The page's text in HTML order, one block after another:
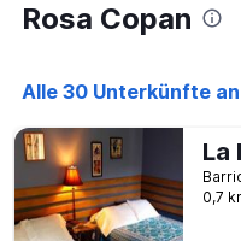
Rosa Copan
Alle 30 Unterkünfte
0,7